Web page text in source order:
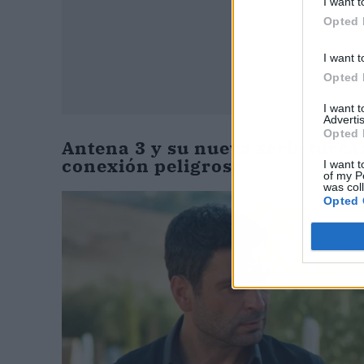
Opted
I want
Opted
I want
Opted
I want
of my
was
Opted
Antena 3 y su nueva serie
conexión peligrosa